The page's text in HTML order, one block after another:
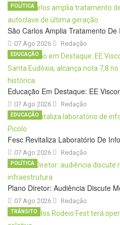
São Carlos Amplia Tratamento
07 Ago 2026
POLÍTICA
Redação
Educação Em Destaque: EE
07 Ago 2026
EDUCAÇÃO
Redação
Fesc Revitaliza Laboratório De
07 Ago 2026
EDUCAÇÃO
Redação
Plano Diretor: Audiência Discute
07 Ago 2026
POLÍTICA
Redação
TRÂNSITO